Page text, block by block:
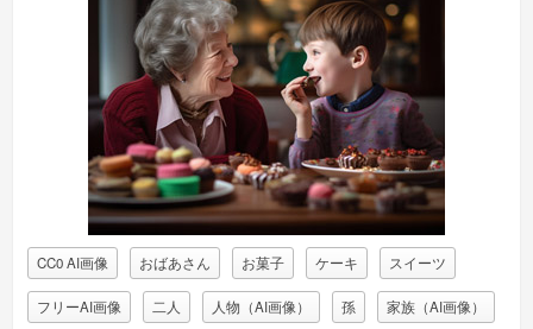
CC0 AI画像 おばあさん お菓子 ケーキ スイーツ
フリーAI画像 二人 人物（AI画像） 孫 家族（AI画像）